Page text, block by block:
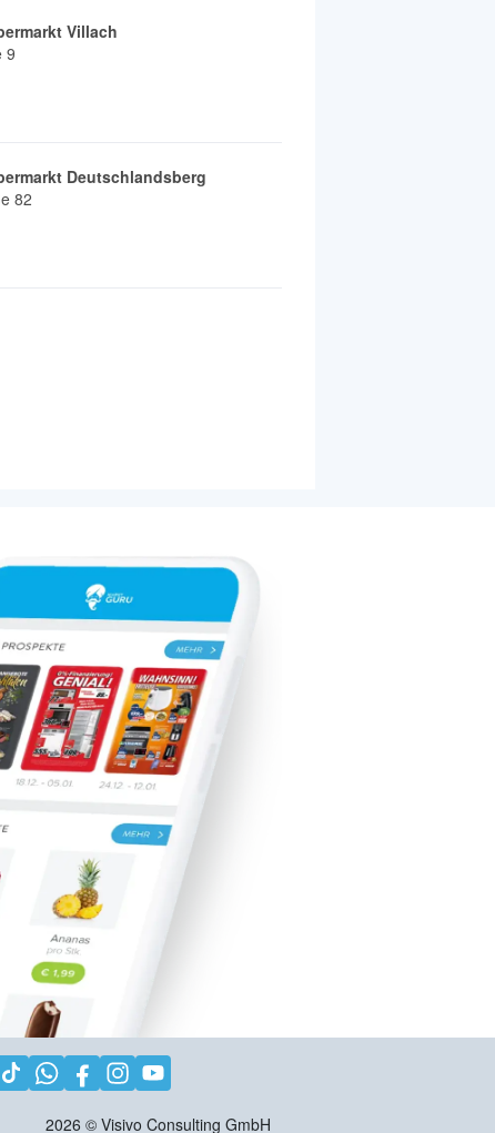
Villach
9
Deutschlandsberg
82
2026 © Visivo Consulting GmbH